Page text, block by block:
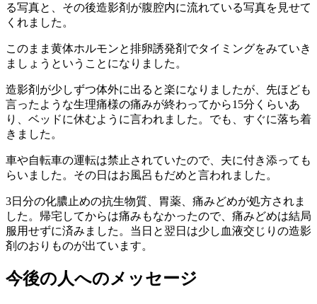
る写真と、その後造影剤が腹腔内に流れている写真を見せて
くれました。
このまま黄体ホルモンと排卵誘発剤でタイミングをみていき
ましょうということになりました。
造影剤が少しずつ体外に出ると楽になりましたが、先ほども
言ったような生理痛様の痛みが終わってから15分くらいあ
り、ベッドに休むように言われました。でも、すぐに落ち着
きました。
車や自転車の運転は禁止されていたので、夫に付き添っても
らいました。その日はお風呂もだめと言われました。
3日分の化膿止めの抗生物質、胃薬、痛みどめが処方されま
した。帰宅してからは痛みもなかったので、痛みどめは結局
服用せずに済みました。当日と翌日は少し血液交じりの造影
剤のおりものが出ています。
今後の人へのメッセージ